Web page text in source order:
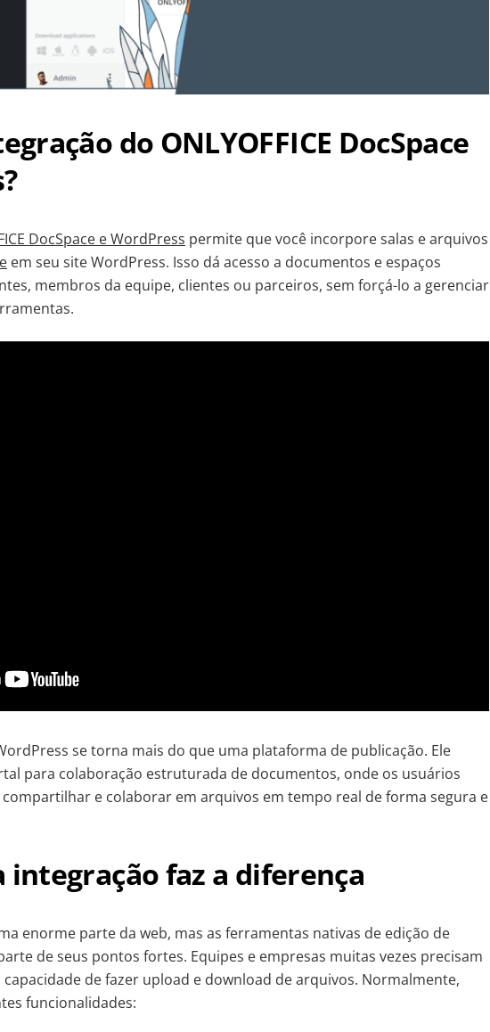
do ONLYOFFICE DocSpace
DocSpace e WordPress permite que você incorpore salas e arquivos
em seu site WordPress. Isso dá acesso a documentos e espaços
membros da equipe, clientes ou parceiros, sem forçá-lo a gerenciar
se torna mais do que uma plataforma de publicação. Ele
para colaboração estruturada de documentos, onde os usuários
e colaborar em arquivos em tempo real de forma segura e
integração faz a diferença
enorme parte da web, mas as ferramentas nativas de edição de
de seus pontos fortes. Equipes e empresas muitas vezes precisam
capacidade de fazer upload e download de arquivos. Normalmente,
funcionalidades: